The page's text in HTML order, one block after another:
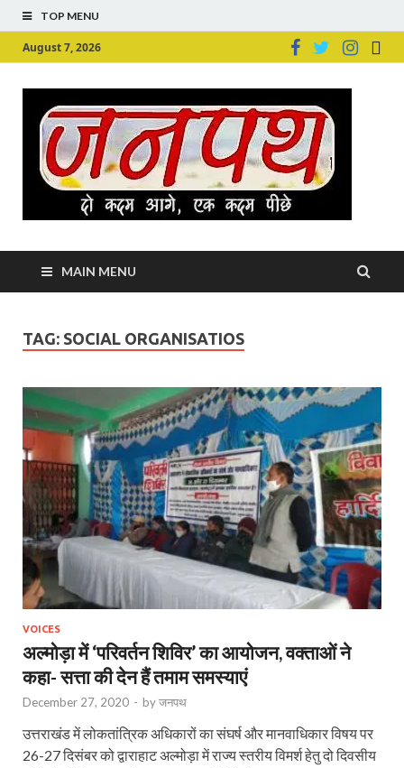
TOP MENU
August 7, 2026
MAIN MENU
TAG: SOCIAL ORGANISATIOS
VOICES
अल्मोड़ा में ‘परिवर्तन शिविर’ का आयोजन, वक्ताओं ने
कहा- सत्ता की देन हैं तमाम समस्याएं
December 27, 2020 - byजनपथ
उत्तराखंड में लोकतांत्रिक अधिकारों का संघर्ष और मानवाधिकार विषय पर
26-27 दिसंबर को द्वाराहाट अल्मोड़ा में राज्य स्तरीय विमर्श हेतु दो दिवसीय